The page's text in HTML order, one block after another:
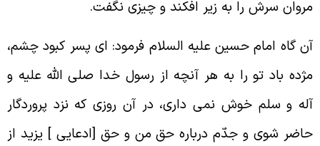
سرش را به زير افكند و چيزى نگفت.
گاه امام حسين عليه السلام فرمود: اى پسر كبود چشم،
باد تو را به هر آنچه از رسول خدا صلى الله عليه و
و سلم خوش نمى دارى، در آن روزى كه نزد پروردگار
شوى و جدّم درباره حق من و حق [ادعايى ] يزيد از